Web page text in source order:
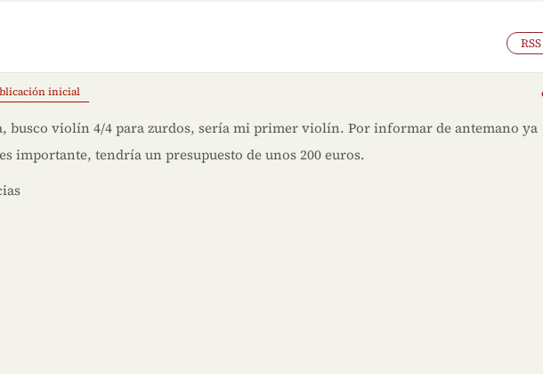
RSS
inicial
busco violín 4/4 para zurdos, sería mi primer violín. Por informar de antemano ya
importante, tendría un presupuesto de unos 200 euros.